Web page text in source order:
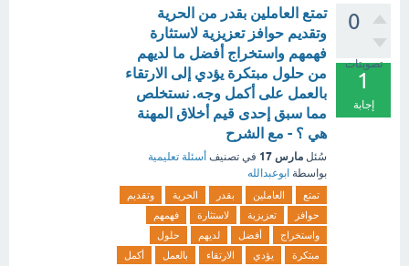
0
تصويتات
1
إجابة
تمتع العاملين بقدر من الحرية
وتقديم حوافز تعزيزية لاستثارة
فهمهم واستخراج أفضل ما لديهم
من حلول مبتكرة يؤدي إلى الارتقاء
بالعمل على أكمل وجه. نستخلص
مما سبق إحدى قيم أخلاق المهنة
هي ؟ - مع الشرح
سُئل مارس 17 في تصنيف أسئلة تعليمية
بواسطة ابوعبدالله
تمتع العاملين بقدر الحرية
وتقديم
حوافز
تعزيزية لاستثارة
فهمهم
واستخراج
أفضل لديهم
حلول
مبتكرة
يؤدي الارتقاء بالعمل
أكمل